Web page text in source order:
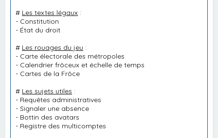
# Les textes légaux :
- Constitution
- État du droit
# Les rouages du jeu :
- Carte électorale des métropoles
- Calendrier frôceux et échelle de temps
- Cartes de la Frôce
# Les sujets utiles :
- Requêtes administratives
-Signaler une absence
- Bottin des avatars
- Registre des multicomptes